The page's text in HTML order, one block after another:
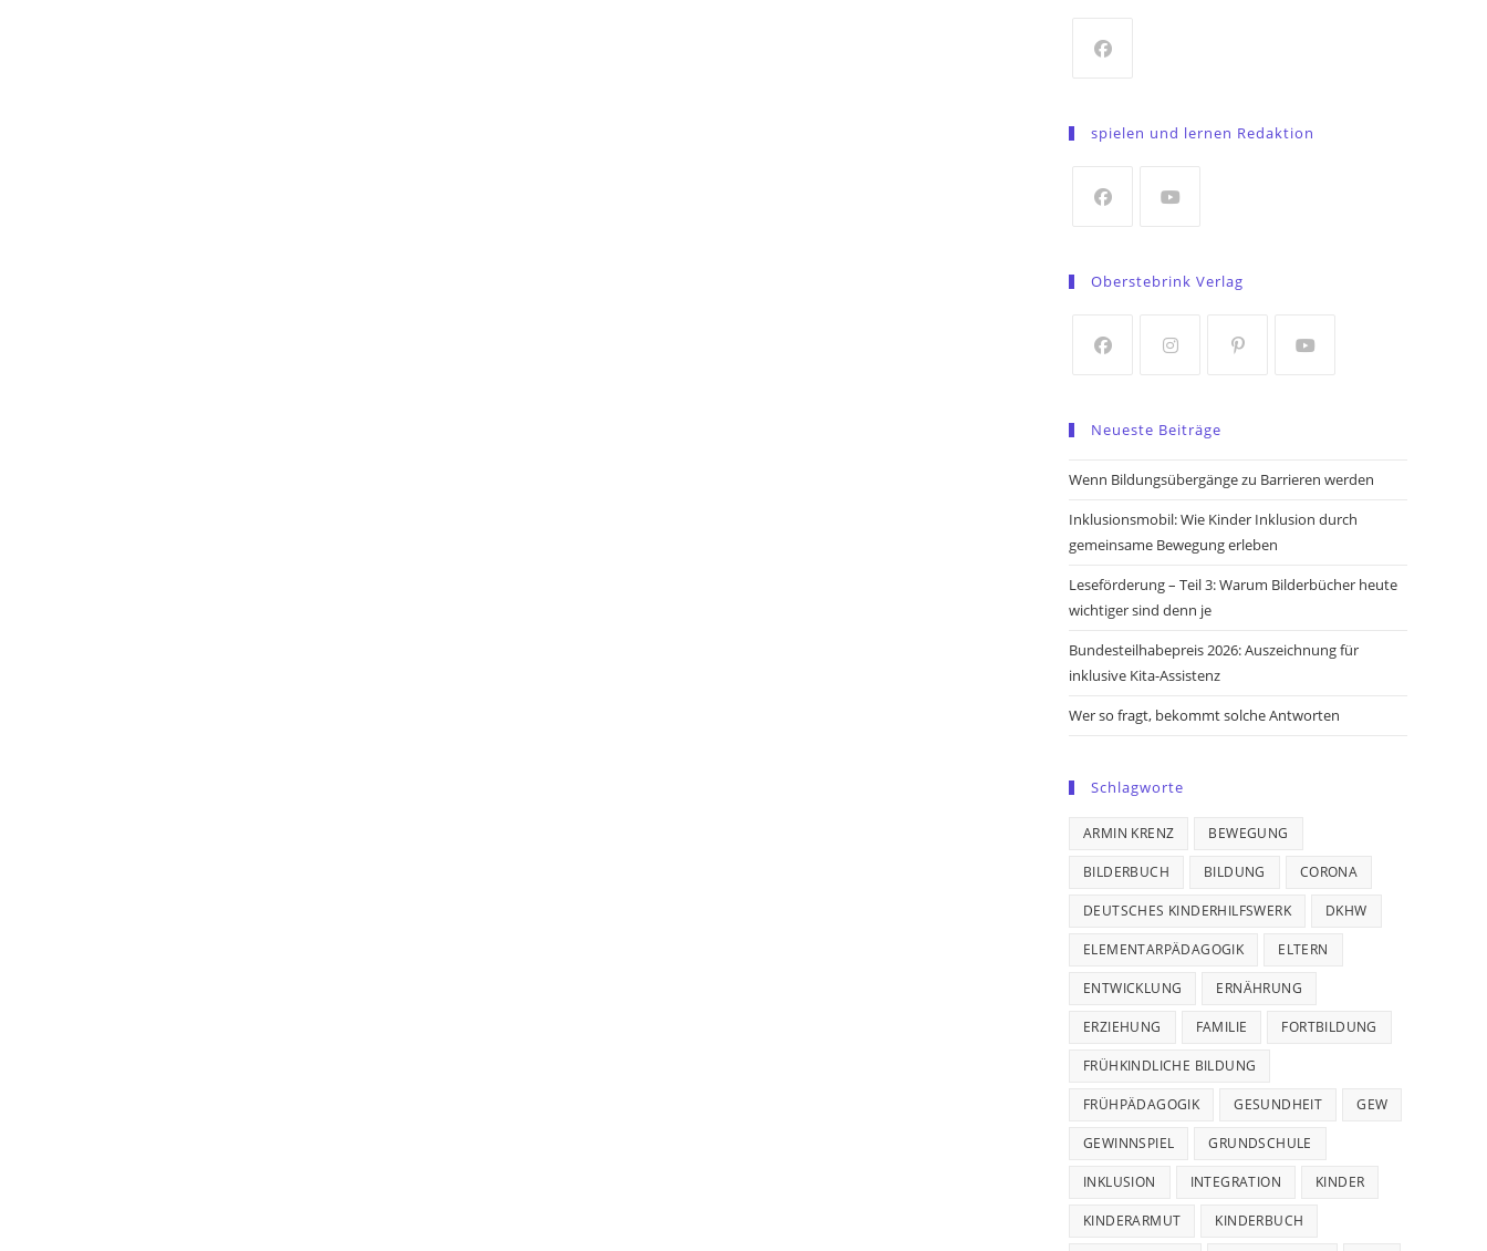
a
tab
spielen und lernen Redaktion
a
tab
Oberstebrink Verlag
a
new
a
new
new
Neueste Beiträge
Wenn Bildungsübergänge zu Barrieren werden
Inklusionsmobil: Wie Kinder Inklusion durch
gemeinsame Bewegung erleben
Leseförderung – Teil 3: Warum Bilderbücher heute
wichtiger sind denn je
Bundesteilhabepreis 2026: Auszeichnung für
inklusive Kita-Assistenz
Wer so fragt, bekommt solche Antworten
Schlagworte
ARMIN KRENZ BEWEGUNG
BILDERBUCH BILDUNG CORONA
DEUTSCHES KINDERHILFSWERK DKHW
ELEMENTARPÄDAGOGIK ELTERN
ENTWICKLUNG ERNÄHRUNG
ERZIEHUNG FAMILIE FORTBILDUNG
FRÜHKINDLICHE BILDUNG
FRÜHPÄDAGOGIK GESUNDHEIT GEW
GEWINNSPIEL GRUNDSCHULE
INKLUSION INTEGRATION KINDER
KINDERARMUT KINDERBUCH